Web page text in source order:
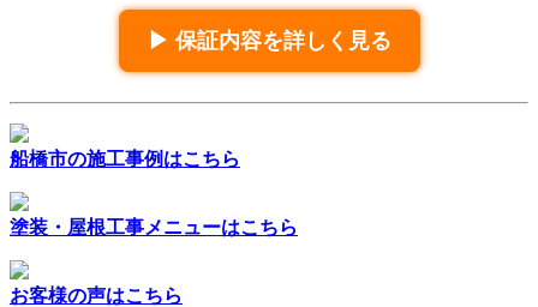
▶ 保証内容を詳しく見る
船橋市の施工事例はこちら
塗装・屋根工事メニューはこちら
お客様の声はこちら